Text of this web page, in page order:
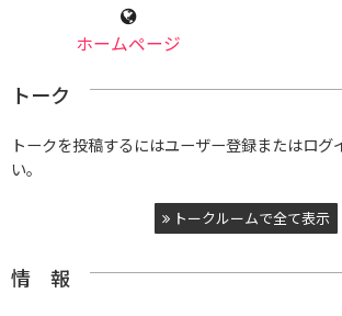
ホームページ
トーク
トークを投稿するにはユーザー登録またはログ
い。
トークルームで全て表示
情 報